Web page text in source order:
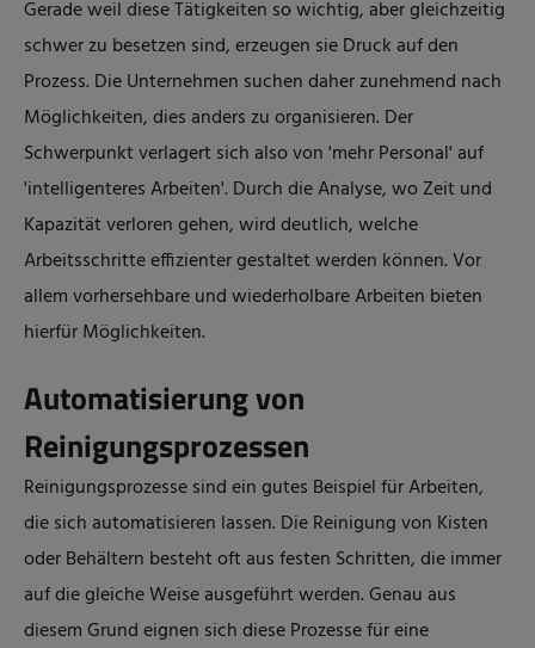
Gerade weil diese Tätigkeiten so wichtig, aber gleichzeitig
schwer zu besetzen sind, erzeugen sie Druck auf den
Prozess. Die Unternehmen suchen daher zunehmend nach
Möglichkeiten, dies anders zu organisieren. Der
Schwerpunkt verlagert sich also von 'mehr Personal' auf
'intelligenteres Arbeiten'. Durch die Analyse, wo Zeit und
Kapazität verloren gehen, wird deutlich, welche
Arbeitsschritte effizienter gestaltet werden können. Vor
allem vorhersehbare und wiederholbare Arbeiten bieten
hierfür Möglichkeiten.
Automatisierung von
Reinigungsprozessen
Reinigungsprozesse sind ein gutes Beispiel für Arbeiten,
die sich automatisieren lassen. Die Reinigung von Kisten
oder Behältern besteht oft aus festen Schritten, die immer
auf die gleiche Weise ausgeführt werden. Genau aus
diesem Grund eignen sich diese Prozesse für eine